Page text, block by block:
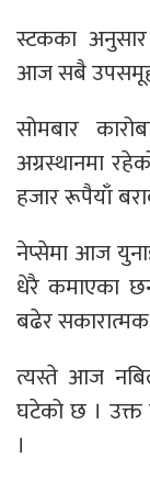
स्टकका
आज सबै
सोमबार
अग्रस्थानमा
हजार रूपैयाँ
नेप्सेमा आज
धेरै कमाएका
बढेर
त्यस्ते आज
घटेको छ । उक्त
।